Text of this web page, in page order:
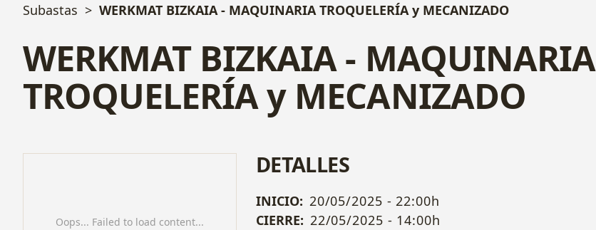
Subastas WERKMAT BIZKAIA - MAQUINARIA TROQUELERÍA y MECANIZADO
WERKMAT BIZKAIA - MAQUINARIA
TROQUELERÍA y MECANIZADO
Oops... Failed to load content...
DETALLES
INICIO: 20/05/2025 - 22:00h
CIERRE: 22/05/2025 - 14:00h